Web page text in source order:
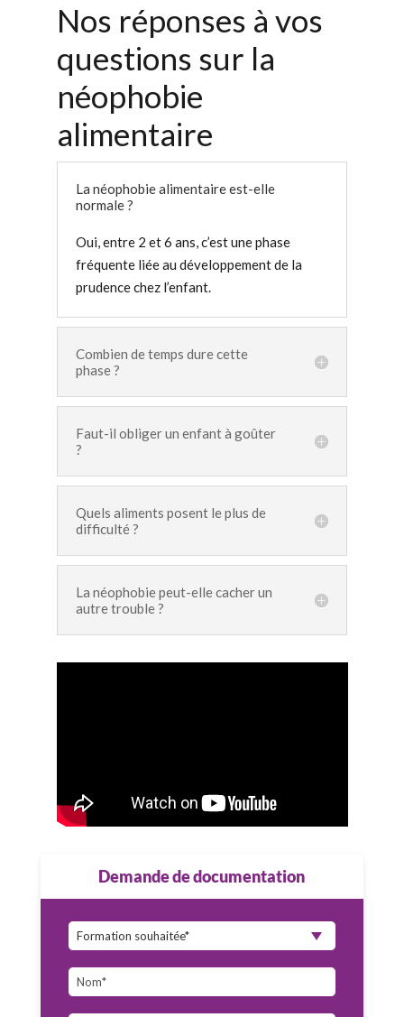
Nos réponses à vos
questions sur la
néophobie
alimentaire
La néophobie alimentaire est-elle
normale ?
Oui, entre 2 et 6 ans, c’est une phase
fréquente liée au développement de la
prudence chez l’enfant.
Combien de temps dure cette
phase ?
Faut-il obliger un enfant à goûter
?
Quels aliments posent le plus de
difficulté ?
La néophobie peut-elle cacher un
autre trouble ?
Demande de documentation